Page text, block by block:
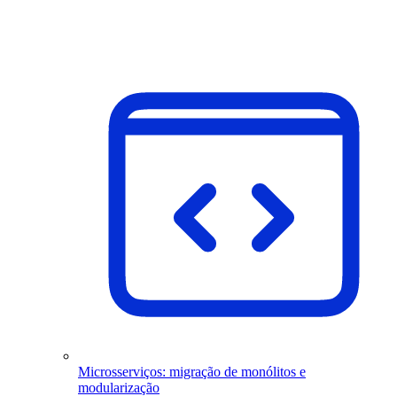
Microsserviços: migração de monólitos e
modularização